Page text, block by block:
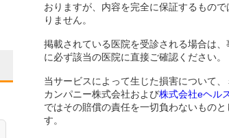
おりますが、内容を完全に保証するもので
りません。
掲載されている医院を受診される場合は、
に必ず該当の医院に直接ご確認ください。
当サービスによって生じた損害について、
カンパニー株式会社および株式会社eヘル
ではその賠償の責任を一切負わないものと
す。